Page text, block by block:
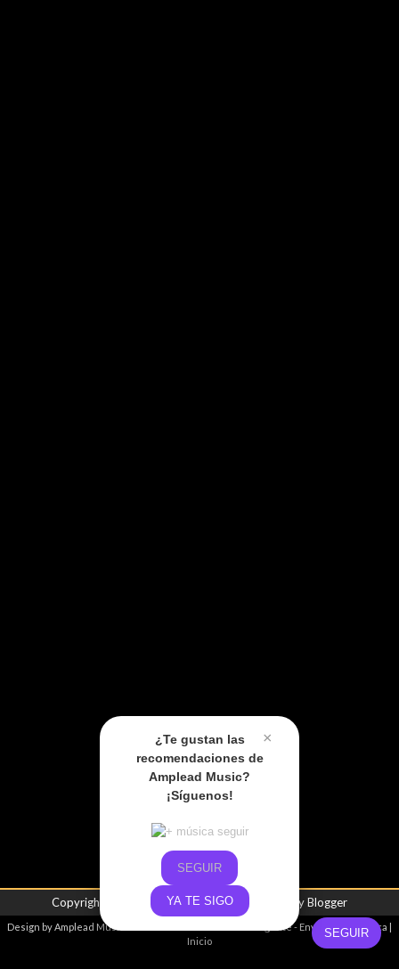
SEGUIR
×
¿Te gustan las
recomendaciones de
Amplead Music?
¡Síguenos!
SEGUIR
YA TE SIGO
Copyright © Amplead Music| Powered byBlogger
Design byAmplead Music - Promoviendo el talento emergente - Envíanos tu música
Inicio